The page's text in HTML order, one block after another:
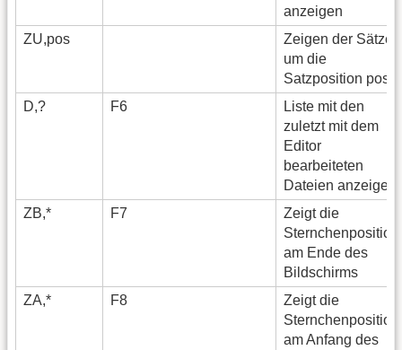
anzeigen
ZU,pos
Zeigen der Sätze
um die
Satzposition pos
D,?
F6
Liste mit den
zuletzt mit dem
Editor
bearbeiteten
Dateien anzeigen
ZB,*
F7
Zeigt die
Sternchenposition
am Ende des
Bildschirms
ZA,*
F8
Zeigt die
Sternchenposition
am Anfang des